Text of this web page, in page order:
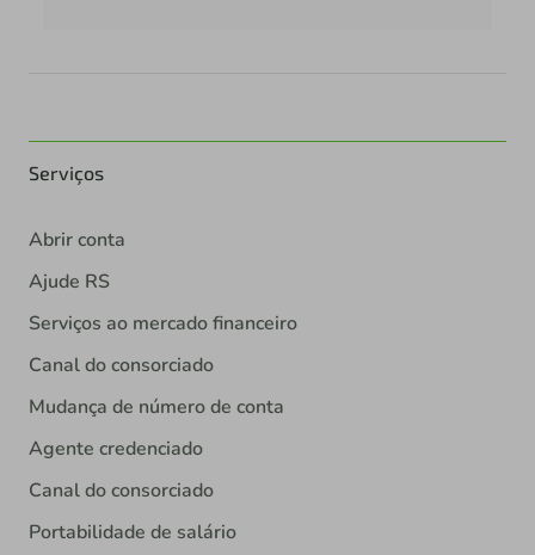
Serviços
Abrir conta
Ajude RS
Serviços ao mercado financeiro
Canal do consorciado
Mudança de número de conta
Agente credenciado
Canal do consorciado
Portabilidade de salário